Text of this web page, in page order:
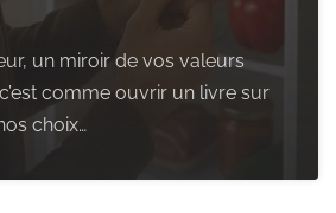
un miroir de vos valeurs
comme ouvrir un livre sur
choix…